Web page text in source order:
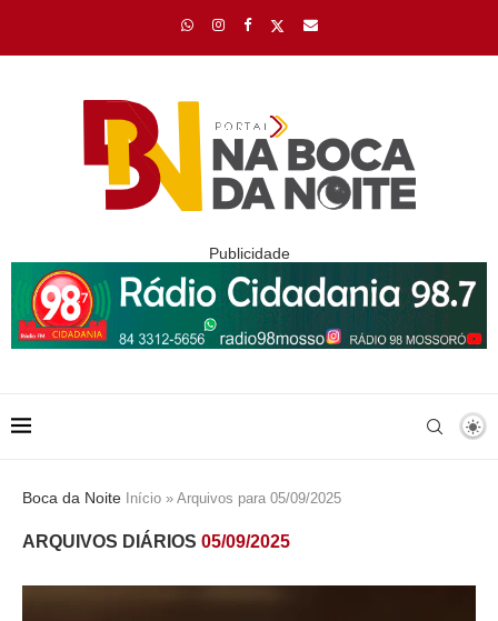
Publicidade
Boca da Noite Início » Arquivos para 05/09/2025
ARQUIVOS DIÁRIOS 05/09/2025